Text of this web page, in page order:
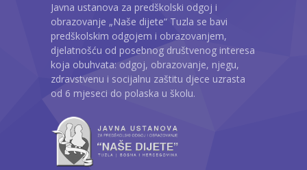
Javna ustanova za predškolski odgoj i
obrazovanje „Naše dijete“ Tuzla se bavi
predškolskim odgojem i obrazovanjem,
djelatnošću od posebnog društvenog interesa
koja obuhvata: odgoj, obrazovanje, njegu,
zdravstvenu i socijalnu zaštitu djece uzrasta
od 6 mjeseci do polaska u školu.